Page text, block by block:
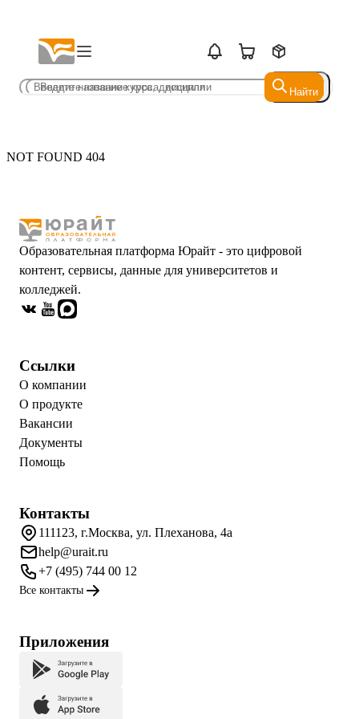
Найти
Найти
NOT FOUND 404
Образовательная платформа Юрайт - это цифровой
контент, сервисы, данные для университетов и
колледжей.
Ссылки
О компании
О продукте
Вакансии
Документы
Помощь
Контакты
111123, г.Москва, ул. Плеханова, 4а
help@urait.ru
+7 (495) 744 00 12
Все контакты
Приложения